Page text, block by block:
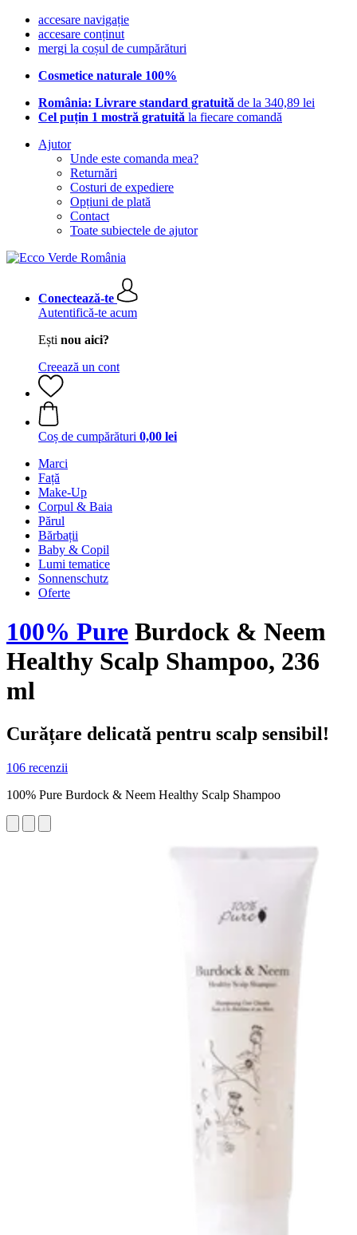
accesare navigație
accesare conținut
mergi la coșul de cumpărături
Cosmetice naturale 100%
România: Livrare standard gratuită de la 340,89 lei
Cel puțin 1 mostră gratuită la fiecare comandă
Ajutor
Unde este comanda mea?
Returnări
Costuri de expediere
Opțiuni de plată
Contact
Toate subiectele de ajutor
Conectează-te
Autentifică-te acum
Ești nou aici?
Creează un cont
Coș de cumpărături 0,00 lei
Marci
Față
Make-Up
Corpul & Baia
Părul
Bărbații
Baby & Copil
Lumi tematice
Sonnenschutz
Oferte
100% Pure Burdock & Neem
Healthy Scalp Shampoo, 236
ml
Curățare delicată pentru scalp sensibil!
106 recenzii
100% Pure Burdock & Neem Healthy Scalp Shampoo